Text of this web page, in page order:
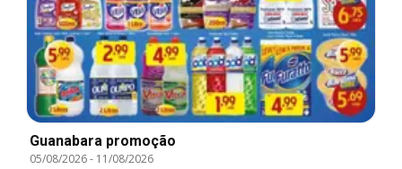
Guanabara promoção
05/08/2026- 11/08/2026